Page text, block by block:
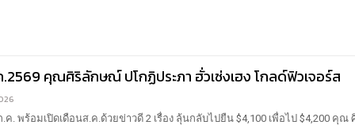
คุณศิริลักษณ์ ปโกฏิประภา ฮั่วเซ่งเฮง โกลด์ฟิวเจอร์ส
. พร้อมเปิดเดือนส.ค.ด้วยข่าวดี 2 เรื่อง ลุ้นกลับไปยืน $4,100 เพื่อไป $4,200 คุณ